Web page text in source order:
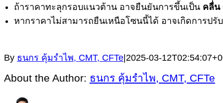
ถ้าราคาทะลุกรอบแนวต้าน อาจยืนยันการขึ้นเป็น คลื่น
หากราคาไม่สามารถยืนเหนือโซนนี้ได้ อาจเกิดการปรั
By ธนกร คุ้มรำไพ, CMT, CFTe|2025-03-
About the Author: ธนกร คุ้มรำไพ, CMT, CFTe